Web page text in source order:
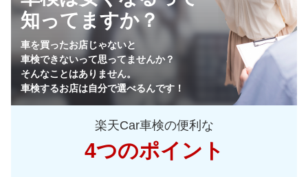
知ってますか？
車を買ったお店じゃないと
車検できないって思ってませんか？
そんなことはありません。
車検するお店は自分で選べるんです！
楽天Car車検の便利な
4つのポイント